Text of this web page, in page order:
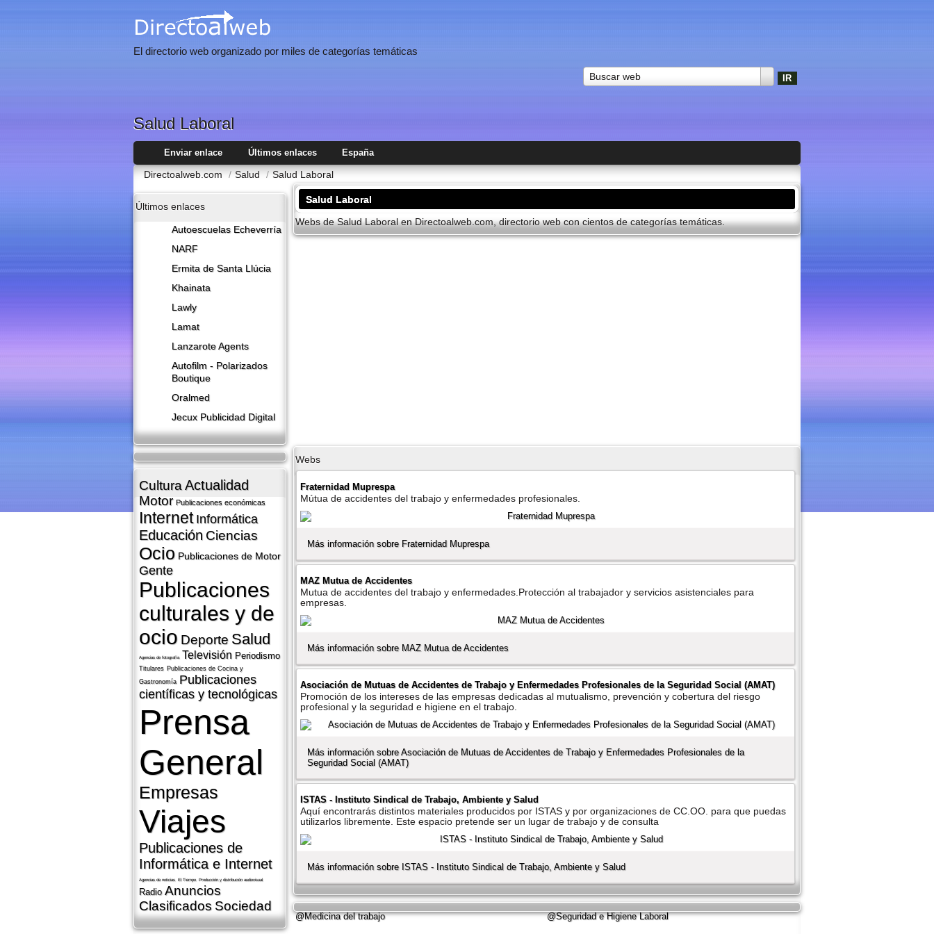
El directorio web organizado por miles de categorías temáticas
Buscar web
Salud Laboral
Enviar enlace Últimos enlaces España
Directoalweb.com / Salud / Salud Laboral
Últimos enlaces
Autoescuelas Echeverría
NARF
Ermita de Santa Llúcia
Khainata
Lawly
Lamat
Lanzarote​ Agents
Autofilm - Polarizados
Boutique
Oralmed
Jecux Publicidad Digital
CulturaActualidad
Motor Publicaciones económicas
Internet Informática
Educación Ciencias
Ocio Publicaciones de Motor
Gente
Publicaciones
culturales y de
ocio Deporte Salud
Agencias de fotografí­a Televisión Periodismo
Titulares Publicaciones de Cocina y
Gastronomí­a Publicaciones
cientí­ficas y tecnológicas
Prensa
General
Empresas
Viajes
Publicaciones de
Informática e Internet
Agencias de noticias El Tiempo Producción y distribución audiovisual
Radio Anuncios
Clasificados Sociedad
Salud Laboral
Webs de Salud Laboral en Directoalweb.com, directorio web con cientos de categorí­as temáticas.
Webs
Fraternidad Muprespa
Mútua de accidentes del trabajo y enfermedades profesionales.
Más información sobre Fraternidad Muprespa
MAZ Mutua de Accidentes
Mutua de accidentes del trabajo y enfermedades.Protección al trabajador y servicios asistenciales para
empresas.
Más información sobre MAZ Mutua de Accidentes
Asociación de Mutuas de Accidentes de Trabajo y Enfermedades Profesionales de la Seguridad Social (AMAT)
Promoción de los intereses de las empresas dedicadas al mutualismo, prevención y cobertura del riesgo
profesional y la seguridad e higiene en el trabajo.
Más información sobre Asociación de Mutuas de Accidentes de Trabajo y Enfermedades Profesionales de la
Seguridad Social (AMAT)
ISTAS - Instituto Sindical de Trabajo, Ambiente y Salud
Aquí­ encontrarás distintos materiales producidos por ISTAS y por organizaciones de CC.OO. para que puedas
utilizarlos libremente. Este espacio pretende ser un lugar de trabajo y de consulta
Más información sobre ISTAS - Instituto Sindical de Trabajo, Ambiente y Salud
@Medicina del trabajo @Seguridad e Higiene Laboral